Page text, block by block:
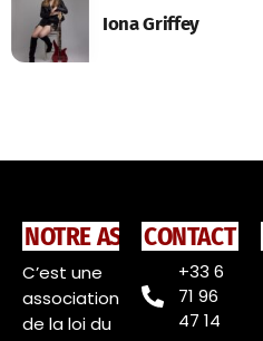
Iona Griffey
NOTRE ASSOCIATION
C’est une
association
de la loi du
CONTACT
+33 6
71 96
47 14